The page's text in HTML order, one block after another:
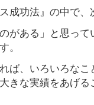
成功法』の中で、
がある」と思っ
。
ば、いろいろな
きな実績をあげる